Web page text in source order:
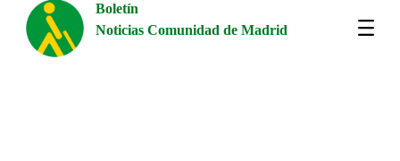
Boletín
Noticias Comunidad de Madrid